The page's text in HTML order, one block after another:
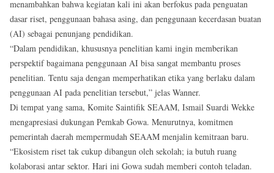
menambahkan bahwa kegiatan kali ini akan berfokus pada penguatan
dasar riset, penggunaan bahasa asing, dan penggunaan kecerdasan buatan
(AI) sebagai penunjang pendidikan.
“Dalam pendidikan, khususnya penelitian kami ingin memberikan
perspektif bagaimana penggunaan AI bisa sangat membantu proses
penelitian. Tentu saja dengan memperhatikan etika yang berlaku dalam
penggunaan AI pada penelitian tersebut,” jelas Wanner.
Di tempat yang sama, Komite Saintifik SEAAM, Ismail Suardi Wekke
mengapresiasi dukungan Pemkab Gowa. Menurutnya, komitmen
pemerintah daerah mempermudah SEAAM menjalin kemitraan baru.
“Ekosistem riset tak cukup dibangun oleh sekolah; ia butuh ruang
kolaborasi antar sektor. Hari ini Gowa sudah memberi contoh teladan.